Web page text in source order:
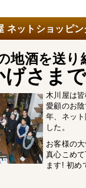
ネットショッピン
地酒を送り
げさま
木川屋は
愛顧のお
年、ネッ
した。
お客様の
真心こめ
ます! 初め